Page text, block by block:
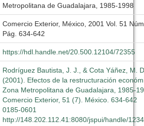
Metropolitana de Guadalajara, 1985-1998
Comercio Exterior, México, 2001 Vol. 51
Pág. 634-642
https://hdl.handle.net/20.500.12104/72355
Rodríguez Bautista, J. J., & Cota Yáñez, M.
(2001). Efectos de la restructuración
Zona Metropolitana de Guadalajara, 1985-
Comercio Exterior, 51 (7). México. 634-642
0185-0601
http://148.202.112.41:8080/jspui/handle/